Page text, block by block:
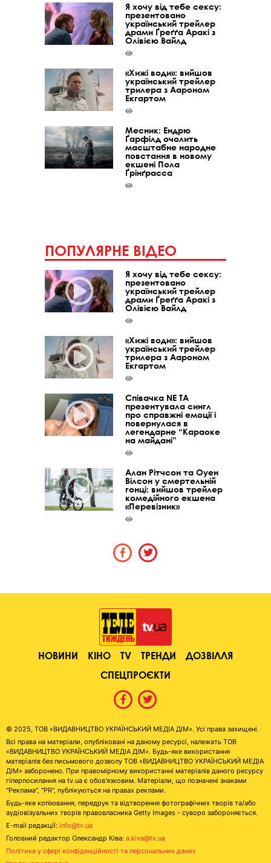
Я хочу від тебе сексу:
презентовано
український трейлер
драми Ґреґґа Аракі з
Олівією Вайлд
«Хижі води»: вийшов
український трейлер
трилера з Аароном
Екгартом
Месник: Ендрю
Ґарфілд очолить
масштабне народне
повстання в новому
екшені Пола
Ґрінґрасса
ПОПУЛЯРНЕ ВІДЕО
Я хочу від тебе сексу:
презентовано
український трейлер
драми Ґреґґа Аракі з
Олівією Вайлд
«Хижі води»: вийшов
український трейлер
трилера з Аароном
Екгартом
Співачка NE TA
презентувала сингл
про справжні емоції і
повернулася в
легендарне “Караоке
на майдані”
Алан Рітчсон та Оуен
Вілсон у смертельній
гонці: вийшов трейлер
комедійного екшена
«Перевізник»
НОВИНИ КІНО TV ТРЕНДИ
ДОЗВІЛЛЯ
СПЕЦПРОЄКТИ
© 2025, ТОВ «ВИДАВНИЦТВО УКРАЇНСЬКИЙ МЕДІА ДІМ». Усі права захищені.
Всі права на матеріали, опубліковані на даному ресурсі, належать ТОВ
«ВИДАВНИЦТВО УКРАЇНСЬКИЙ МЕДІА ДІМ». Будь-яке використання
матеріалів без письмового дозволу ТОВ «ВИДАВНИЦТВО УКРАЇНСЬКИЙ МЕДІА
ДІМ» заборонено. При правомірному використанні матеріалів даного ресурсу
гіперпосилання на tv.ua є обов'язковим. Матеріали, що позначені знаками
"Реклама", "PR", публікуються на правах реклами.
Будь-яке копіювання, передрук та відтворення фотографічних творів та/або
аудіовізуальних творів правовласника Getty Images - суворо забороняється.
E-mail редакції: info@tv.ua
Головний редактор Олександр Ківа: a.kiva@tv.ua
Політика у сфері конфіденційності та персональних даних